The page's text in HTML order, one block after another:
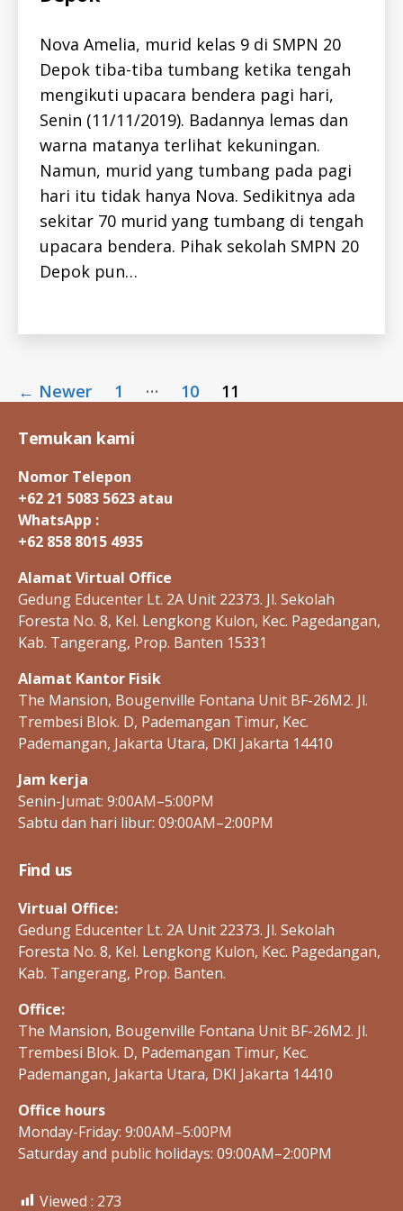
-
H
E
P
C
-
I
N
E
W
S
-
I
D
Nova Amelia, murid kelas 9 di SMPN 20
Depok tiba-tiba tumbang ketika tengah
mengikuti upacara bendera pagi hari,
Senin (11/11/2019). Badannya lemas dan
warna matanya terlihat kekuningan.
Namun, murid yang tumbang pada pagi
hari itu tidak hanya Nova. Sedikitnya ada
sekitar 70 murid yang tumbang di tengah
upacara bendera. Pihak sekolah SMPN 20
Depok pun…
h
e
a
ti
ti
a
,
n
w
u
r
a
k
e
p
-
a
Posts
← Newer 1 … 10 11
Temukan kami
Nomor Telepon
+62 21 5083 5623 atau
WhatsApp :
+62 858 8015 4935
Alamat Virtual Office
Gedung Educenter Lt. 2A Unit 22373. Jl. Sekolah
Foresta No. 8, Kel. Lengkong Kulon, Kec. Pagedangan,
Kab. Tangerang, Prop. Banten 15331
Alamat Kantor Fisik
The Mansion, Bougenville Fontana Unit BF-26M2. Jl.
Trembesi Blok. D, Pademangan Timur, Kec.
Pademangan, Jakarta Utara, DKI Jakarta 14410
Jam kerja
Senin-Jumat: 9:00AM–5:00PM
Sabtu dan hari libur: 09:00AM–2:00PM
Find us
Virtual Office:
Gedung Educenter Lt. 2A Unit 22373. Jl. Sekolah
Foresta No. 8, Kel. Lengkong Kulon, Kec. Pagedangan,
Kab. Tangerang, Prop. Banten.
Office:
The Mansion, Bougenville Fontana Unit BF-26M2. Jl.
Trembesi Blok. D, Pademangan Timur, Kec.
Pademangan, Jakarta Utara, DKI Jakarta 14410
Office hours
Monday-Friday: 9:00AM–5:00PM
Saturday and public holidays: 09:00AM–2:00PM
Viewed : 273